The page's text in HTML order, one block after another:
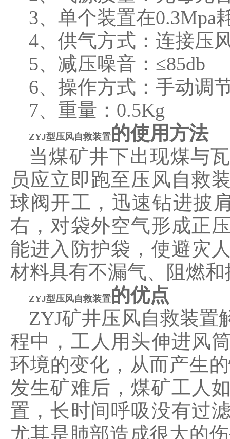
3、单个装置在0.3Mpa
4、供气方式：连接压
5、减压噪音：≤85db
6、操作方式：手动调
7、重量：0.5Kg
ZYJ型压风自救装置的使用方法
当煤矿井下出现煤与
员应立即跑至压风自救
球阀开工，迅速钻进披
右，对袋外空气形成正
能进入防护袋，使避灾
材料具有不漏气、阻燃
ZYJ型压风自救装置的优点
ZYJ矿井压风自救装置
程中，工人用头伸进风
环境的变化，从而产生
发生矿难后，煤矿工人
置，长时间呼吸没有过
尤其是肺部造成很大的